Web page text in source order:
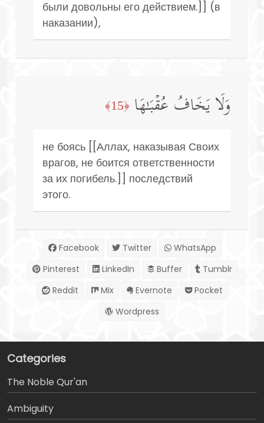
были довольны его действием.]] (в
наказании),
وَلَا یَخَافُ عُقۡبَـٰهَا ﴿15﴾
не боясь [[Аллах, наказывая Своих
врагов, не боится ответственности
за их погибель.]] последствий
этого.
Facebook Twitter
WhatsApp
Pinterest
LinkedIn Buffer
Tumblr
Reddit
Mix Evernote
Pocket
Wordpress
Categories
The Noble Qur'an
Ambiguity